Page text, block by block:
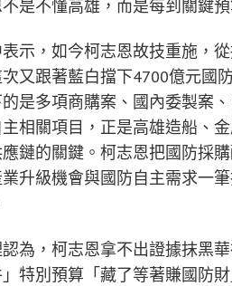
是不懂高雄，而是每到關鍵
示，如今柯志恩故技重施，
又跟著藍白擋下4700億元國
是多項商購案、國內委製案
相關項目，正是高雄造船、
鏈的關鍵。柯志恩把國防採
升級機會與國防自主需求一
為，柯志恩拿不出證據抹黑
」特別預算「藏了等著賺國防